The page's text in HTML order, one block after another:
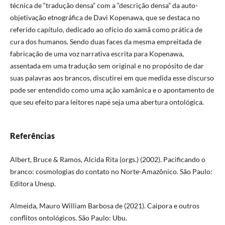
técnica de “tradução densa” com a “descrição densa” da auto-
objetivação etnográfica de Davi Kopenawa, que se destaca no
referido capítulo, dedicado ao ofício do xamã como prática de
cura dos humanos. Sendo duas faces da mesma empreitada de
fabricação de uma voz narrativa escrita para Kopenawa,
assentada em uma tradução sem original e no propósito de dar
suas palavras aos brancos, discutirei em que medida esse discurso
pode ser entendido como uma ação xamânica e o apontamento de
que seu efeito para leitores napë seja uma abertura ontológica.
Referências
Albert, Bruce & Ramos, Alcida Rita (orgs.) (2002). Pacificando o
branco: cosmologias do contato no Norte-Amazônico. São Paulo:
Editora Unesp.
Almeida, Mauro William Barbosa de (2021). Caipora e outros
conflitos ontológicos. São Paulo: Ubu.